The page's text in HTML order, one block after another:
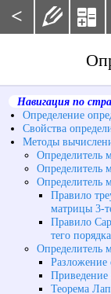
<  
Навигация по
Определение
Свойства
Методы
Определитель
Определитель
Определитель
Правило
матрицы 3-
Правило
тего порядка
Определитель
Разложение
Приведение
Теорема